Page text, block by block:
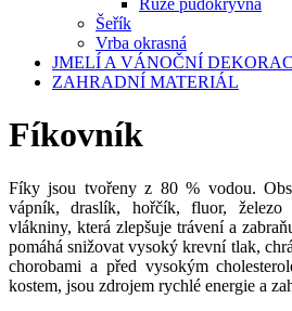
Růže půdokryvná
Šeřík
Vrba okrasná
JMELÍ A VÁNOČNÍ
ZAHRADNÍ MATERIÁL
Fíkovník
Fíky jsou tvořeny z 80 % vodou.
vápník, draslík, hořčík, fluor,
vlákniny, která zlepšuje trávení a
pomáhá snižovat vysoký krevní tlak,
chorobami a před vysokým
kostem, jsou zdrojem rychlé energie a